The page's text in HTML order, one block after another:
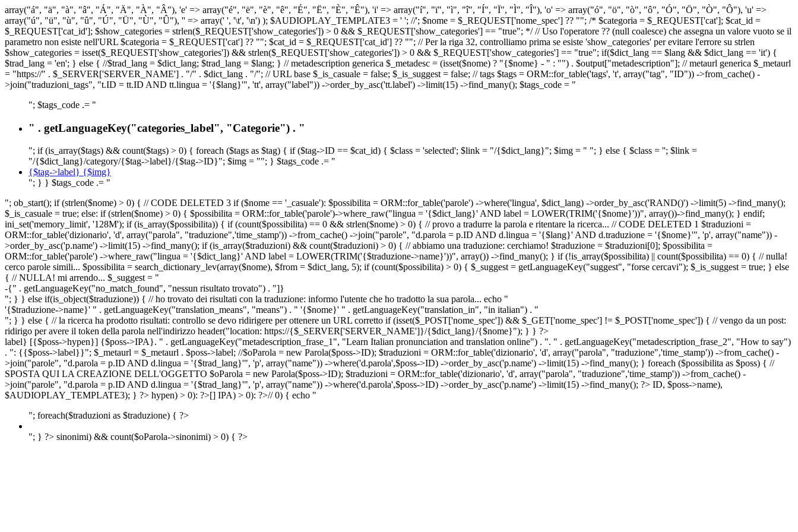
array("á", "ä", "à", "â", "Á", "Ä", "À", "Â"), 'e' => array("é", "ë", "è", "ê", "É", "Ë", "È", "Ê"), 'i' => array("í", "ï", "ì", "î", "Í", "Ï", "Ì", "Î"), 'o' => array("ó", "ö", "ò", "ô", "Ó", "Ö", "Ò", "Ô"), 'u' =>
array("ú", "ü", "ù", "û", "Ú", "Ü", "Ù", "Û"), '' => array(' ', '\t', '\n') ); $AUDIOPLAY_TEMPLATE3 = ' '; //'; $nome = $_REQUEST['nome_spec'] ?? ""; /* $categoria = $_REQUEST['cat']; $cat_id =
$_REQUEST['cat_id']; $show_categories = strlen($_REQUEST['show_categories']) > 0 && $_REQUEST['show_categories'] == "true"; */ // Uso l'operatore ?? (null coalesce) che assegna un valore vuoto se il
parametro non esiste nell'URL $categoria = $_REQUEST['cat'] ?? ""; $cat_id = $_REQUEST['cat_id'] ?? ""; // Per la riga 32, controlliamo prima se esiste 'show_categories' per evitare l'errore su strlen
$show_categories = isset($_REQUEST['show_categories']) && strlen($_REQUEST['show_categories']) > 0 && $_REQUEST['show_categories'] == "true"; if($dict_lang == $lang && $dict_lang == 'it') {
$trad_lang = 'en'; } else { //$trad_lang = $dict_lang; $trad_lang = $lang; } // metadescription generica $_metadesc = (isset($nome) ? "{$nome} - " : "") . $output["metadescription"]; // metaurl generica $_metaurl
= "https://" . $_SERVER['SERVER_NAME'] . "/" . $dict_lang . "/"; // URL base $_is_casuale = false; $_is_suggest = false; // tags $tags = ORM::for_table('tags', 't', array("tag", "ID")) ->from_cache() -
>join("traduzioni_tags", "t.ID = tt.ID AND tt.lingua = '{$lang}'", 'tt', array("label")) ->order_by_asc('tt.label') ->limit(15) ->find_many(); $tags_code = "
"; $tags_code .= "
" . getLanguageKey("categories_label", "Categorie") . "
"; if (is_array($tags) && count($tags) > 0) { foreach ($tags as $tag) { if ($tag->ID == $cat_id) { $class = 'selected'; $link = "/{$dict_lang}"; $img = " "; } else { $class = ''; $link =
"/{$dict_lang}/category/{$tag->label}/{$tag->ID}"; $img = ""; } $tags_code .= "
{$tag->label} {$img}
"; } } $tags_code .= "
"; ob_start(); if (strlen($nome) > 0) { // CODE DELETED 3 if ($nome == '_casuale'): $possibilita = ORM::for_table('parole') ->where('lingua', $dict_lang) ->order_by_asc('RAND()') ->limit(5) ->find_many();
$_is_casuale = true; else: if (strlen($nome) > 0) { $possibilita = ORM::for_table('parole')->where_raw("lingua = '{$dict_lang}' AND label = LOWER(TRIM('{$nome}'))", array())->find_many(); } endif;
ini_set('memory_limit', '128M'); if (is_array($possibilita)) { if (count($possibilita) == 0 && strlen($nome) > 0) { // provo a tradurre la parola e ritentare la ricerca... // CODE DELETED 1 $traduzioni =
ORM::for_table('dizionario', 'd', array("parola", "traduzione",'time_stamp')) ->from_cache() ->join("parole", "d.parola = p.ID AND d.lingua = '{$lang}' AND d.traduzione = '{$nome}'", 'p', array("name")) -
>order_by_asc('p.name') ->limit(15) ->find_many(); if (is_array($traduzioni) && count($traduzioni) > 0) { // abbiamo una traduzione: cerchiamo! $traduzione = $traduzioni[0]; $possibilita =
ORM::for_table('parole') ->where_raw("lingua = '{$dict_lang}' AND label = LOWER(TRIM('{$traduzione->name}'))", array()) ->find_many(); } if (!is_array($possibilita) || count($possibilita) == 0) { // nulla!
cerco parole simili... $possibilita = search_dictionary_lev(array($nome), $from = $dict_lang, 5); if (count($possibilita) > 0) { $_suggest = getLanguageKey("suggest", "forse cercavi"); $_is_suggest = true; } else
{ // NULLA! mi arrendo... $_suggest = "
-{" . getLanguageKey("no_match_found", "nessun risultato trovato") . "]}
"; } } else if(is_object($traduzione)) { // ho trovato dei risultati con la traduzione: informo l'utente che ho tradotto la sua parola... echo "
'{$traduzione->name}' " . getLanguageKey("translation_means", "means") . " '{$nome}' " . getLanguageKey("translation_in", "in italian") . "
"; } } else { // la ricerca ha prodotto risultati: controllo se devo ridirigere per ottenere un URL corretto if (isset($_POST['nome_spec']) && $_GET['nome_spec'] != $_POST['nome_spec']) { // vengo da un post:
ridirigo per avere il token della parola nell'indirizzo header("location: https://{$_SERVER['SERVER_NAME']}/{$dict_lang}/{$nome}"); } } ?>
label} [{$poss->hypen}] {$poss->IPA}. " . getLanguageKey("metadescription_frase_1", "Learn Italian pronunciation and translation online") . ". " . getLanguageKey("metadescription_frase_2", "How to say")
. ": {{$poss->label}}"; $_metaurl = $_metaurl . $poss->label; //$oParola = new Parola($poss->ID); $traduzioni = ORM::for_table('dizionario', 'd', array("parola", "traduzione",'time_stamp')) ->from_cache() -
>join("parole", "d.parola = p.ID AND d.lingua = '{$trad_lang}'", 'p', array("name")) ->where('d.parola',$poss->ID) ->order_by_asc('p.name') ->limit(15) ->find_many(); } foreach ($possibilita as $poss) { //
SPOSTA QUI LA CREAZIONE DELL'OGGETTO $oParola = new Parola($poss->ID); $traduzioni = ORM::for_table('dizionario', 'd', array("parola", "traduzione",'time_stamp')) ->from_cache() -
>join("parole", "d.parola = p.ID AND d.lingua = '{$trad_lang}'", 'p', array("name")) ->where('d.parola',$poss->ID) ->order_by_asc('p.name') ->limit(15) ->find_many(); ?> ID, $poss->name),
$AUDIOPLAY_TEMPLATE3); } ?> hypen) > 0): ?>[] IPA) > 0): ?>// 0) { echo "
"; foreach($traduzioni as $traduzione) { ?>
"; } ?> sinonimi) && count($oParola->sinonimi) > 0) { ?>